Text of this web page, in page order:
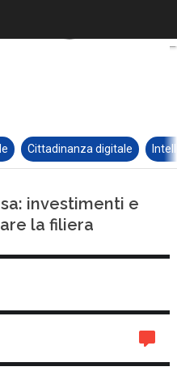
Cittadinanza digitale
investimenti e
la filiera